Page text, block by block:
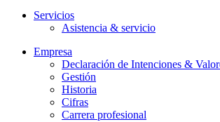
Servicios
Asistencia & servicio
Empresa
Declaración de Intenciones &
Gestión
Historia
Cifras
Carrera profesional